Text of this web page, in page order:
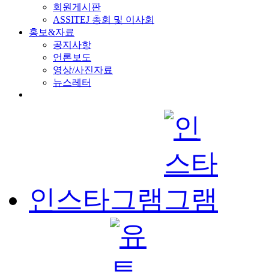
회원게시판
ASSITEJ 총회 및 이사회
홍보&자료
공지사항
언론보도
영상/사진자료
뉴스레터
인스타그램